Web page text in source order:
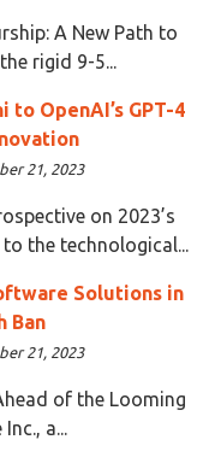
A New Path to
rigid 9-5...
to OpenAI’s GPT-4
21, 2023
on 2023’s
the technological...
Solutions in
Ban
21, 2023
of the Looming
a...